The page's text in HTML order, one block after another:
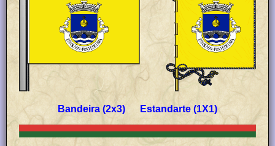
Bandeira (2x3) Estandarte (1X1)